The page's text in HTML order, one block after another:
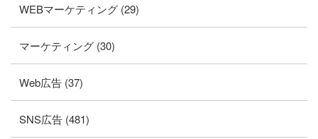
WEBマーケティング (29)
マーケティング (30)
Web広告 (37)
SNS広告 (481)